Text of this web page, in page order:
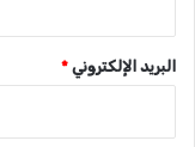
البريد الإلكتروني *